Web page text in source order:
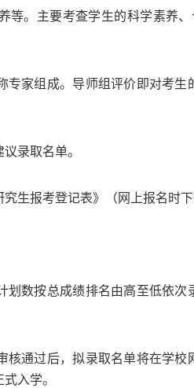
等。主要考查学生的科学素养
专家组成。导师组评价即对考
录取名单。
生报考登记表》（网上报名时
划数按总成绩排名由高至低依
核通过后，拟录取名单将在学
入学。